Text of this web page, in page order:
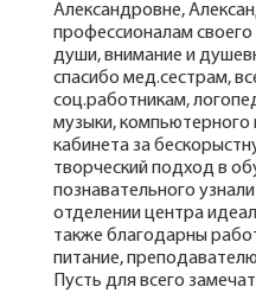
Александровне,
профессионалам
души, внимание и
спасибо мед.сестрам,
соц.работникам,
музыки, компьютерного
кабинета за
творческий подход в
познавательного
отделении центра
также благодарны
питание,
Пусть для всего